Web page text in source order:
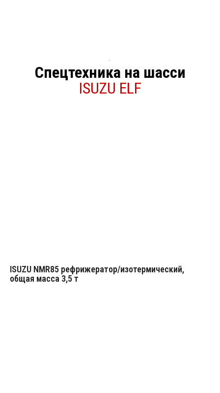
-
Спецтехника на шасси
ISUZU ELF
ISUZU NMR85 рефрижератор/изотермический,
общая масса 3,5 т